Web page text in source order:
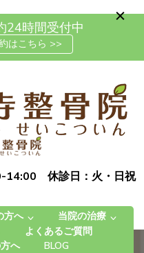
24時間受付中
はこちら >>
腰痛・坐骨神
分寺整骨院
予約制の自費治療専門の整
休診日：火・日祝
方へ
当院の治療
よくあるご質問
へ
BLOG